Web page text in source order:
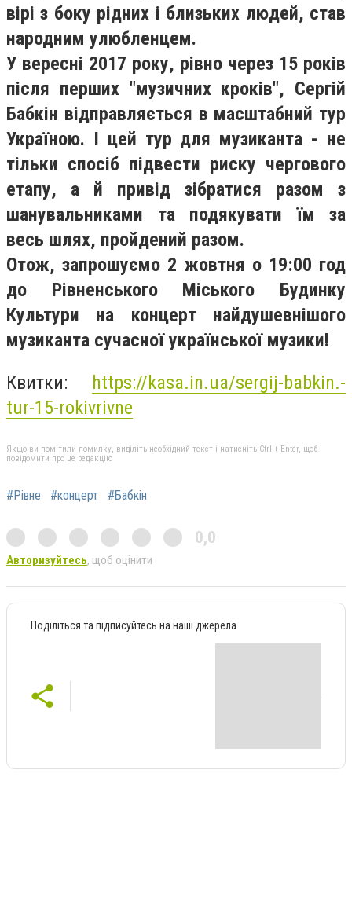
вірі з боку рідних і близьких людей, став
народним улюбленцем.
У вересні 2017 року, рівно через 15 років
після перших "музичних кроків", Сергій
Бабкін відправляється в масштабний тур
Україною. І цей тур для музиканта - не
тільки спосіб підвести риску чергового
етапу, а й привід зібратися разом з
шанувальниками та подякувати їм за
весь шлях, пройдений разом.
Отож, запрошуємо 2 жовтня о 19:00 год
до Рівненського Міського Будинку
Культури на концерт найдушевнішого
музиканта сучасної української музики!
Квитки: https://kasa.in.ua/sergij-babkin.-
tur-15-rokivrivne
Якщо ви помітили помилку, виділіть необхідний текст і натисніть Ctrl + Enter, щоб
повідомити про це редакцію
#Рівне #концерт #Бабкін
0,0
Авторизуйтесь, щоб оцінити
Поділіться та підписуйтесь на наші джерела